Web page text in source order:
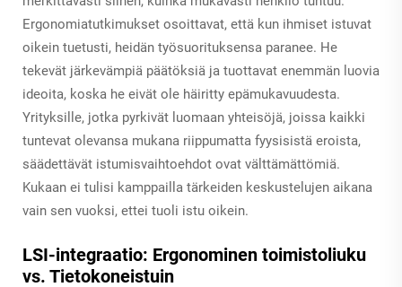
Ergonomiatutkimukset osoittavat, että kun ihmiset istuvat
oikein tuetusti, heidän työsuorituksensa paranee. He
tekevät järkevämpiä päätöksiä ja tuottavat enemmän luovia
ideoita, koska he eivät ole häiritty epämukavuudesta.
Yrityksille, jotka pyrkivät luomaan yhteisöjä, joissa kaikki
tuntevat olevansa mukana riippumatta fyysisistä eroista,
säädettävät istumisvaihtoehdot ovat välttämättömiä.
Kukaan ei tulisi kamppailla tärkeiden keskustelujen aikana
vain sen vuoksi, ettei tuoli istu oikein.
LSI-integraatio: Ergonominen toimistoliuku
vs. Tietokoneistuin